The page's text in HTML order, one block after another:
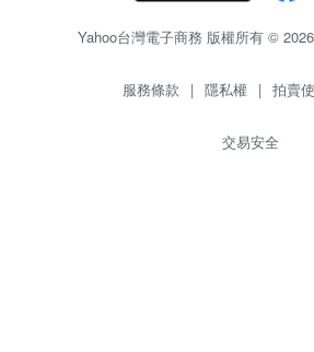
Yahoo台灣電子商務 版權所有 ©
服務條款 | 隱私權 | 拍賣
交易安全